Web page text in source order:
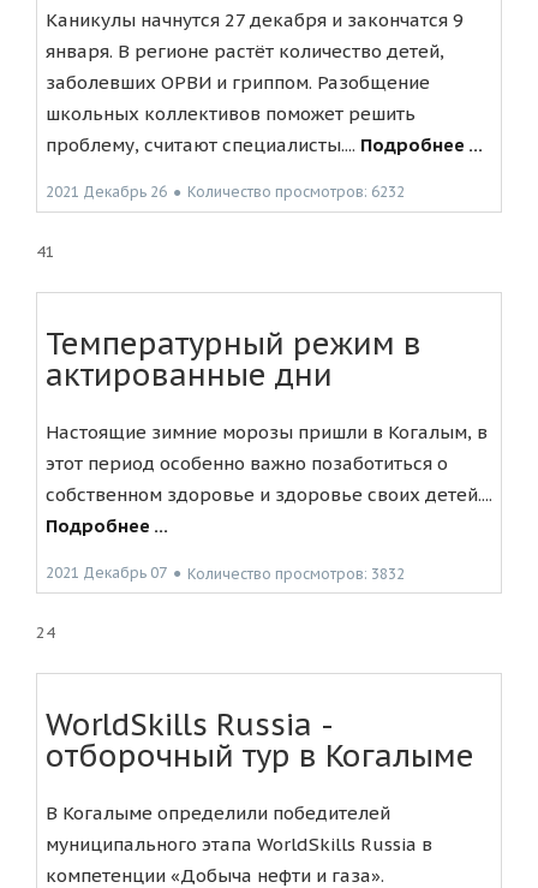
Каникулы начнутся 27 декабря и закончатся 9
января. В регионе растёт количество детей,
заболевших ОРВИ и гриппом. Разобщение
школьных коллективов поможет решить
проблему, считают специалисты.... Подробнее ...
2021 Декабрь 26 ● Количество просмотров: 6232
41
Температурный режим в
актированные дни
Настоящие зимние морозы пришли в Когалым, в
этот период особенно важно позаботиться о
собственном здоровье и здоровье своих детей....
Подробнее ...
2021 Декабрь 07 ● Количество просмотров: 3832
24
WorldSkills Russia -
отборочный тур в Когалыме
В Когалыме определили победителей
муниципального этапа WorldSkills Russia в
компетенции «Добыча нефти и газа».